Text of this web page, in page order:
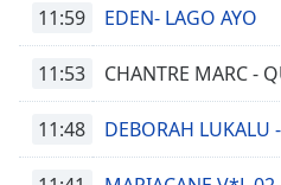
11:59 EDEN- LAGO AYO
11:53 CHANTRE MARC -
11:48 DEBORAH LUKALU